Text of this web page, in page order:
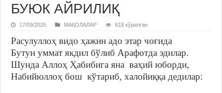
БУЮК АЙРИЛИҚ
17/09/2025 МАҚОЛАЛАР 618 кўрилган
Расулуллоҳ видо ҳажин адо этар чоғида
Бутун уммат якдил бўлиб Арафотда эдилар.
Шунда Аллоҳ Ҳабибига яна ваҳий юборди,
Набийюллоҳ бош кўтариб, халойиққа дедилар: